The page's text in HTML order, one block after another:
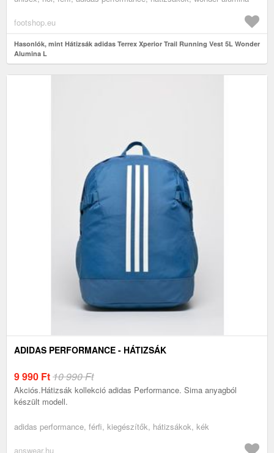
footshop.eu
Hasonlók, mint Hátizsák adidas Terrex Xperior Trail Running Vest 5L Wonder
Alumina L
ADIDAS PERFORMANCE - HÁTIZSÁK
9 990 Ft10 990 Ft
Akciós.Hátizsák kollekció adidas Performance. Sima anyagból
készült modell.
adidas performance, férfi, kiegészítők, hátizsákok, kék
answear.hu